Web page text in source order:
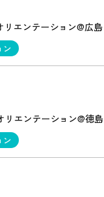
リエンテーション@広島
ン
リエンテーション@徳島
ン